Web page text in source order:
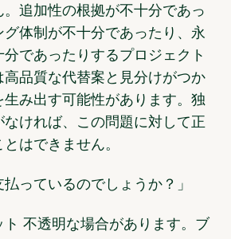
追加性の根拠が不十分であっ
グ体制が不十分であったり、永
であったりするプロジェクト
高品質な代替案と見分けがつか
生み出す可能性があります。独
ければ、この問題に対して正
はできません。
払っているのでしょうか？」
ト 不透明な場合があります。ブ